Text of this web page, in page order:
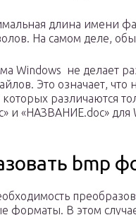
длина имени
На самом деле,
Windows не делает
Это означает, что
различаются
и «НАЗВАНИЕ.doc»
bmp
форматы. В этом